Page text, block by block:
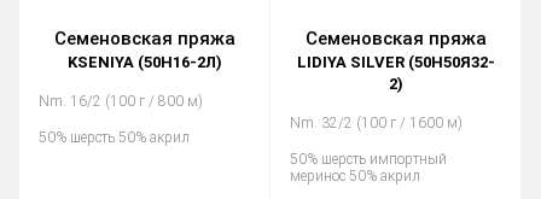
Семеновская пряжа
KSENIYA (50Н16-2Л)
Nm. 16/2 (100 г / 800 м)
50% шерсть 50% акрил
Семеновская пряжа
LIDIYA SILVER (50Н50Я32-
2)
Nm. 32/2 (100 г / 1600 м)
50% шерсть импортный
меринос 50% акрил